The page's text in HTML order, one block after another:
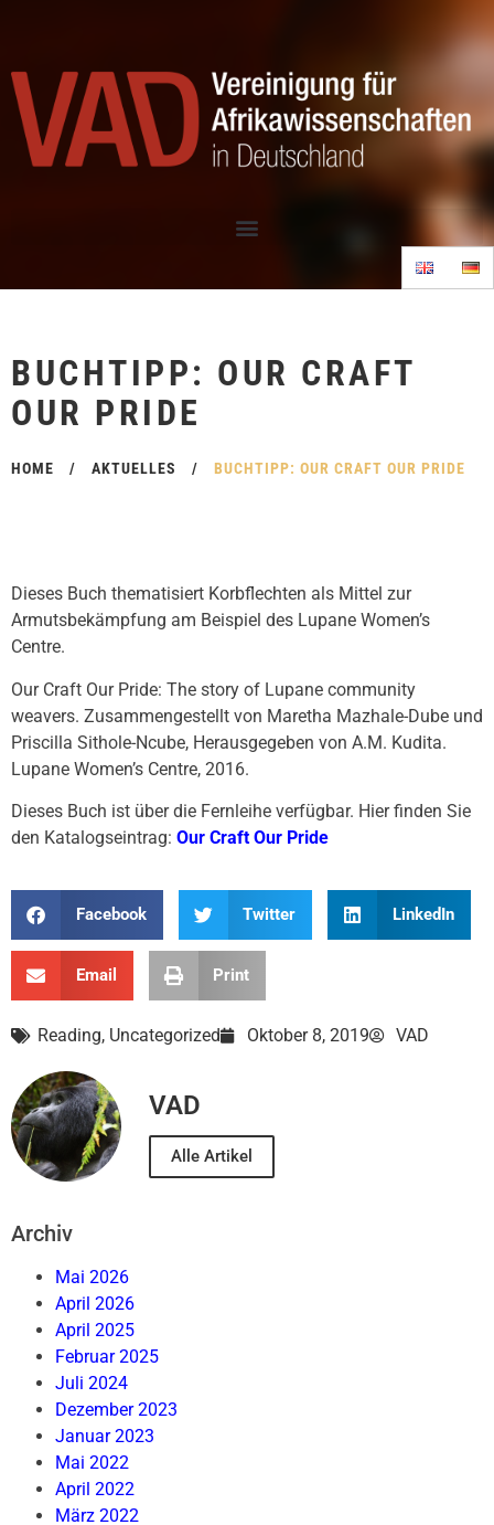
BUCHTIPP: OUR CRAFT
OUR PRIDE
HOME / AKTUELLES / BUCHTIPP: OUR CRAFT OUR PRIDE
Dieses Buch thematisiert Korbflechten als Mittel zur
Armutsbekämpfung am Beispiel des Lupane Women’s
Centre.
Our Craft Our Pride: The story of Lupane community
weavers. Zusammengestellt von Maretha Mazhale-Dube und
Priscilla Sithole-Ncube, Herausgegeben von A.M. Kudita.
Lupane Women’s Centre, 2016.
Dieses Buch ist über die Fernleihe verfügbar. Hier finden Sie
den Katalogseintrag: Our Craft Our Pride
Facebook Twitter LinkedIn
Email Print
Reading, Uncategorized Oktober 8, 2019 VAD
VAD
Alle Artikel
Archiv
Mai 2026
April 2026
April 2025
Februar 2025
Juli 2024
Dezember 2023
Januar 2023
Mai 2022
April 2022
März 2022